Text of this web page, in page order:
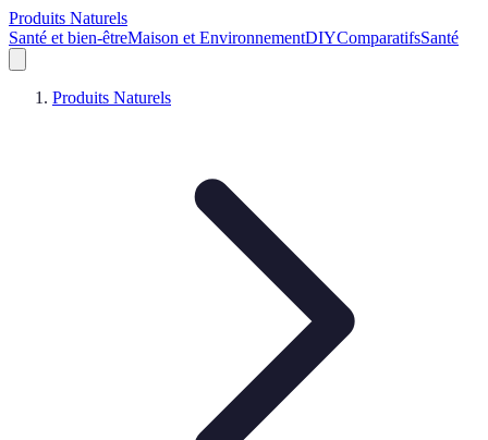
Produits Naturels
Santé et bien-êtreMaison et EnvironnementDIYComparatifsSanté
Produits Naturels